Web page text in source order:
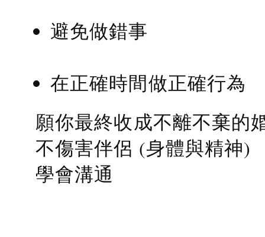
避免做錯事
在正確時間做正確行為
願你最終收成不離不棄的
不傷害伴侶 (身體與精神)
學會溝通